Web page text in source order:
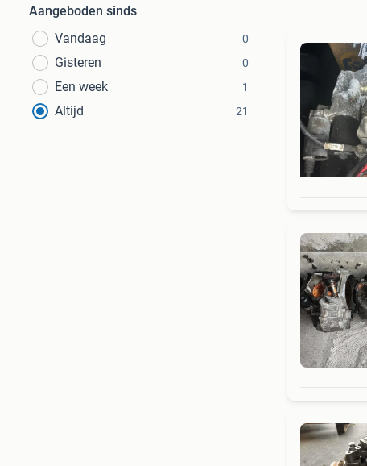
Aangeboden sinds
Vandaag
0
Gisteren 0
Een week 1
Altijd 21